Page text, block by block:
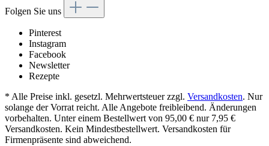
Folgen Sie uns
Pinterest
Instagram
Facebook
Newsletter
Rezepte
* Alle Preise inkl. gesetzl. Mehrwertsteuer zzgl. Versandkosten. Nur
solange der Vorrat reicht. Alle Angebote freibleibend. Änderungen
vorbehalten. Unter einem Bestellwert von 95,00 € nur 7,95 €
Versandkosten. Kein Mindestbestellwert. Versandkosten für
Firmenpräsente sind abweichend.